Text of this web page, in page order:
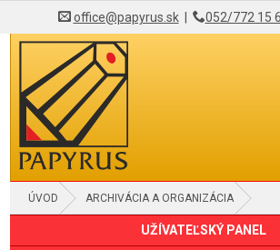
office@papyrus.sk| 052/772 15
ÚVOD ARCHIVÁCIA A ORGANIZÁCIA
KRÚŽKOVÉ ZAKLADAČEUŽÍVATEĽSKÝ PANEL